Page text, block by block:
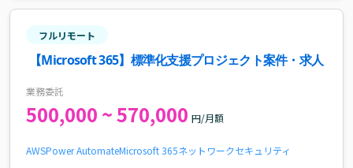
フルリモート
【Microsoft 365】標準化支援プロジェクト案件・求人
業務委託
500,000 ~ 570,000 円/月額
AWSPower AutomateMicrosoft 365ネットワークセキュリティ